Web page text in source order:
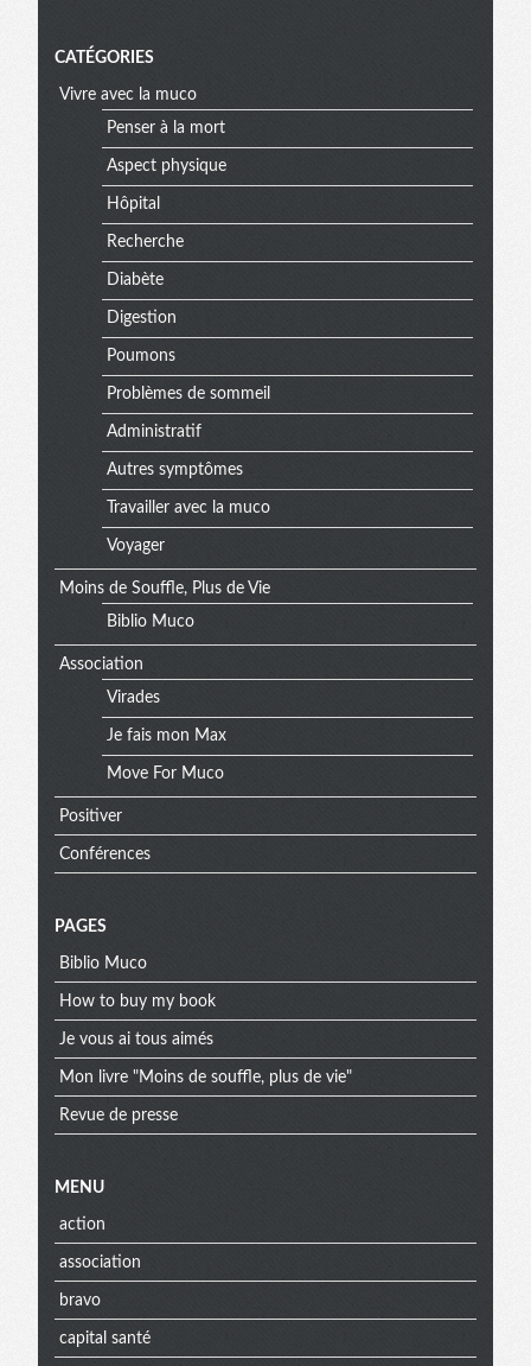
CATÉGORIES
Vivre avec la muco
Penser à la mort
Aspect physique
Hôpital
Recherche
Diabète
Digestion
Poumons
Problèmes de sommeil
Administratif
Autres symptômes
Travailler avec la muco
Voyager
Moins de Souffle, Plus de Vie
Biblio Muco
Association
Virades
Je fais mon Max
Move For Muco
Positiver
Conférences
PAGES
Biblio Muco
How to buy my book
Je vous ai tous aimés
Mon livre "Moins de souffle, plus de vie"
Revue de presse
MENU
action
association
bravo
capital santé